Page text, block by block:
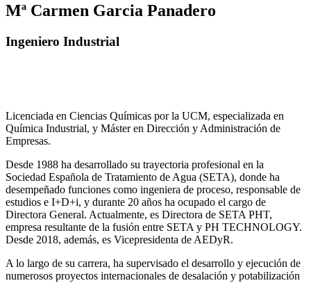
Mª Carmen Garcia Panadero
Ingeniero Industrial
Licenciada en Ciencias Químicas por la UCM, especializada en
Química Industrial, y Máster en Dirección y Administración de
Empresas.
Desde 1988 ha desarrollado su trayectoria profesional en la
Sociedad Española de Tratamiento de Agua (SETA), donde ha
desempeñado funciones como ingeniera de proceso, responsable de
estudios e I+D+i, y durante 20 años ha ocupado el cargo de
Directora General. Actualmente, es Directora de SETA PHT,
empresa resultante de la fusión entre SETA y PH TECHNOLOGY.
Desde 2018, además, es Vicepresidenta de AEDyR.
A lo largo de su carrera, ha supervisado el desarrollo y ejecución de
numerosos proyectos internacionales de desalación y potabilización